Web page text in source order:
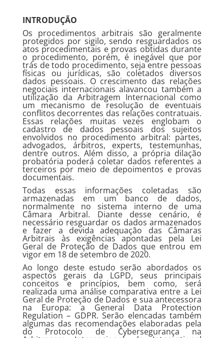
INTRODUÇÃO
Os procedimentos arbitrais são geralmente
protegidos por sigilo, sendo resguardados os
atos procedimentais e provas obtidas durante
o procedimento, porém, é inegável que por
trás de todo procedimento, seja entre pessoas
físicas ou jurídicas, são coletados diversos
dados pessoais. O crescimento das relações
negociais internacionais alavancou também a
utilização da Arbitragem Internacional como
um mecanismo de resolução de eventuais
conflitos decorrentes das relações contratuais.
Essas relações muitas vezes englobam o
cadastro de dados pessoais dos sujeitos
envolvidos no procedimento arbitral: partes,
advogados, árbitros, experts, testemunhas,
dentre outros. Além disso, a própria dilação
probatória poderá coletar dados referentes a
terceiros por meio de depoimentos e provas
documentais.
Todas essas informações coletadas são
armazenadas em um banco de dados,
normalmente no sistema interno de uma
Câmara Arbitral. Diante desse cenário, é
necessário resguardar os dados armazenados
e fazer a devida adequação das Câmaras
Arbitrais às exigências apontadas pela Lei
Geral de Proteção de Dados que entrou em
vigor em 18 de setembro de 2020.
Ao longo deste estudo serão abordados os
aspectos gerais da LGPD, seus principais
conceitos e princípios, bem como, será
realizada uma análise comparativa entre a Lei
Geral de Proteção de Dados e sua antecessora
na Europa: a General Data Protection
Regulation – GDPR. Serão elencadas também
algumas das recomendações elaboradas pela
do Protocolo de Cybersegurança na